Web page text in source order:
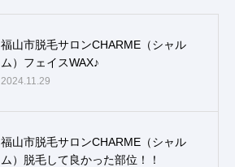
福山市脱毛サロンCHARME（シャル
ム）フェイスWAX♪
2024.11.29
福山市脱毛サロンCHARME（シャル
ム）脱毛して良かった部位！！